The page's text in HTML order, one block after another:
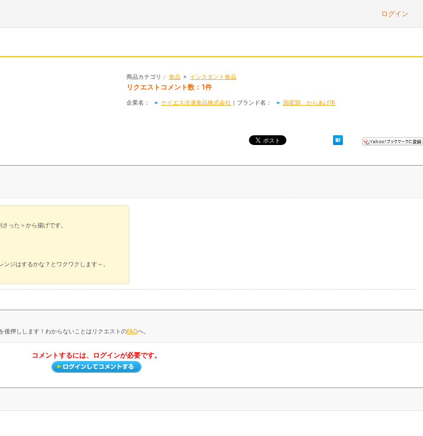
ログイン
商品カテゴリ： 食品 > インスタント食品
リクエストコメント数：1件
企業名： ケイエス冷凍食品株式会社 ｜ブランド名： 国産鶏 からあげ串
った＞から揚げです。
ジはするかな？とワクワクします～。
押しします！わからないことはリクエストのFAQへ。
コメントするには、ログインが必要です。